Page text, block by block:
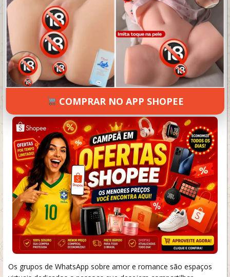
GRUPO DE MULHERES
3.8/5 (5 avaliações)
SETEMBRO 18, 2024 126 VIEWS INFORMAR ERRO
Os grupos de WhatsApp sobre amor e romance são espaços
COMPRAR NO APP SHOPEE